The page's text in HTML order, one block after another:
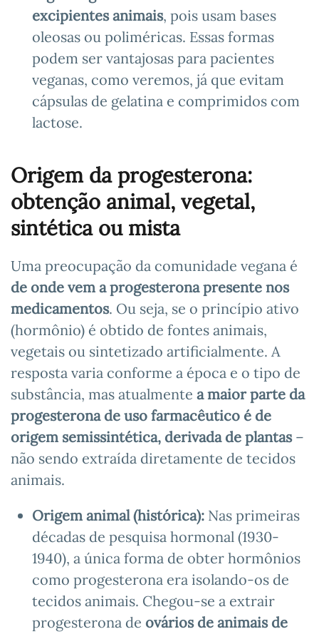
excipientes animais, pois usam bases
oleosas ou poliméricas. Essas formas
podem ser vantajosas para pacientes
veganas, como veremos, já que evitam
cápsulas de gelatina e comprimidos com
lactose.
Origem da progesterona:
obtenção animal, vegetal,
sintética ou mista
Uma preocupação da comunidade vegana é
de onde vem a progesterona presente nos
medicamentos. Ou seja, se o princípio ativo
(hormônio) é obtido de fontes animais,
vegetais ou sintetizado artificialmente. A
resposta varia conforme a época e o tipo de
substância, mas atualmente a maior parte da
progesterona de uso farmacêutico é de
origem semissintética, derivada de plantas–
não sendo extraída diretamente de tecidos
animais.
Origem animal (histórica): Nas primeiras
décadas de pesquisa hormonal (1930-
1940), a única forma de obter hormônios
como progesterona era isolando-os de
tecidos animais. Chegou-se a extrair
progesterona de ovários de animais de